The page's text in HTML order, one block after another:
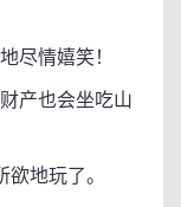
情嬉笑！
产也会坐吃山
地玩了。